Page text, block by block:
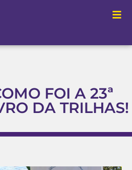
FOI A 23ª
DA TRILHAS!